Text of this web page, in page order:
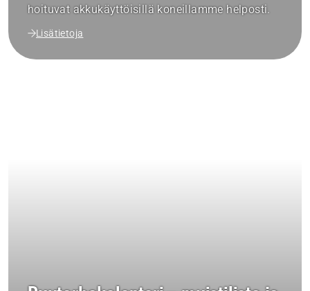
hoituvat akkukäyttöisillä koneillamme helposti.
Lisätietoja